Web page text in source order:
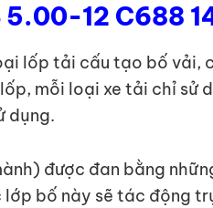
5.00-12 C688
lốp tải cấu tạo bố vải,
mỗi loại xe tải chỉ sử
dụng.
được đan bằng
bố này sẽ tác động